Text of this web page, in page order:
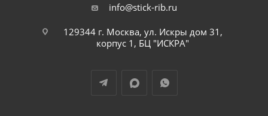
info@stick-rib.ru
129344 г. Москва, ул. Искры дом 31,
корпус 1, БЦ "ИСКРА"